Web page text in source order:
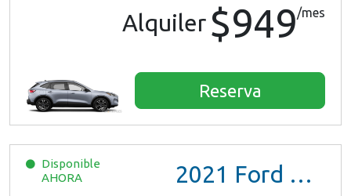
Alquiler $949/mes
Reserva
Disponible
AHORA
2021 Ford Escape SE Hybrid